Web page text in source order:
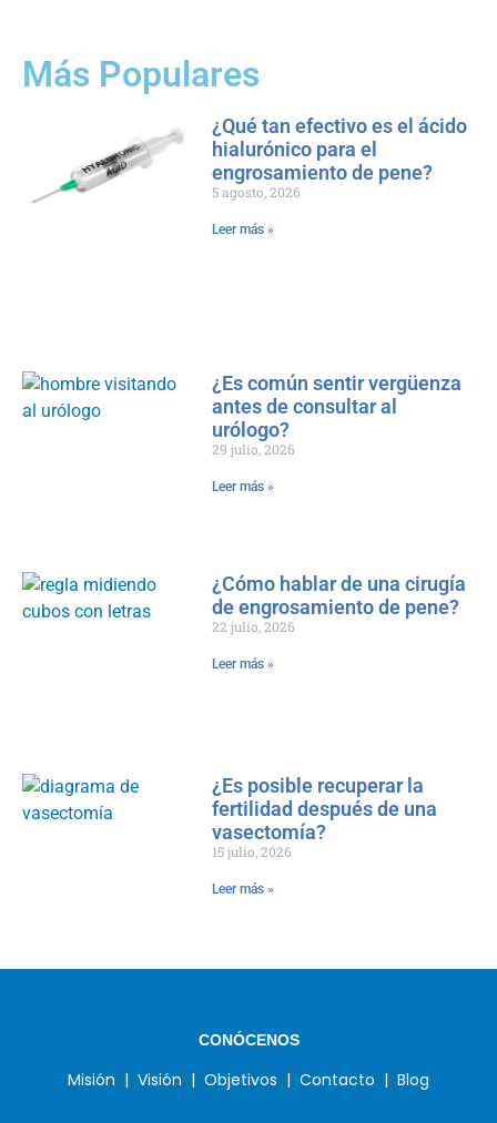
Más Populares
¿Qué tan efectivo es el ácido
hialurónico para el
engrosamiento de pene?
5 agosto, 2026
Leer más »
¿Es común sentir vergüenza
antes de consultar al
urólogo?
29 julio, 2026
Leer más »
¿Cómo hablar de una cirugía
de engrosamiento de pene?
22 julio, 2026
Leer más »
¿Es posible recuperar la
fertilidad después de una
vasectomía?
15 julio, 2026
Leer más »
CONÓCENOS
Misión | Visión | Objetivos | Contacto | Blog